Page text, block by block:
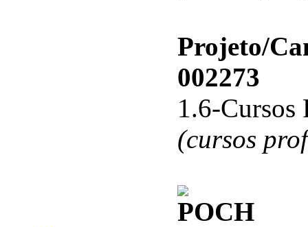
Projeto/
002273
1.6-Cursos
(cursos